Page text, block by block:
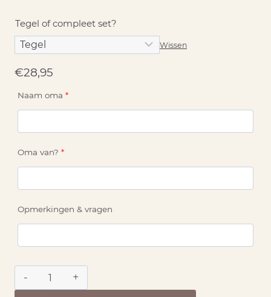
Tegel of compleet set?
Wissen
€28,95
Naam oma *
Oma van? *
Opmerkingen & vragen
Oma
tegel